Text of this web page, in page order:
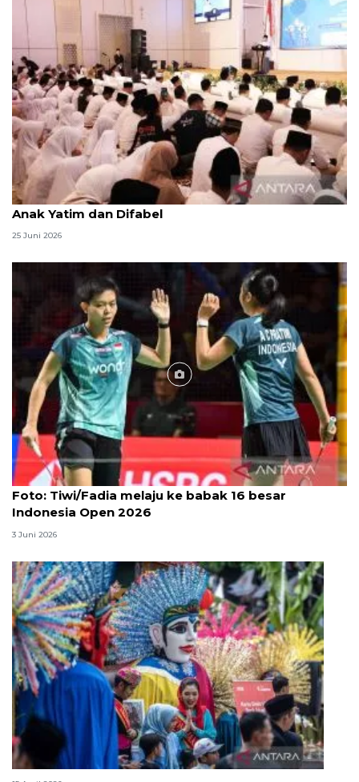
Menag jadikan setiap 10 Muharam sebagai Lebaran
Anak Yatim dan Difabel
25 Juni 2026
Foto
Foto: Tiwi/Fadia melaju ke babak 16 besar
Indonesia Open 2026
3 Juni 2026
Lebaran Betawi, harmoni tradisi dan kota global